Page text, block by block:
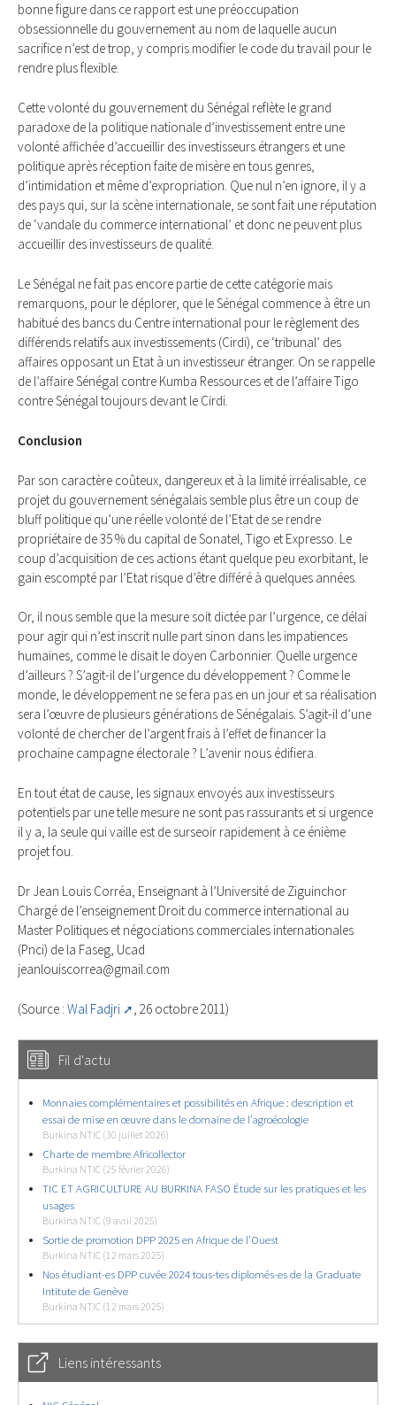
bonne figure dans ce rapport est une préoccupation
obsessionnelle du gouvernement au nom de laquelle aucun
sacrifice n’est de trop, y compris modifier le code du travail pour le
rendre plus flexible.
Cette volonté du gouvernement du Sénégal reflète le grand
paradoxe de la politique nationale d’investissement entre une
volonté affichée d’accueillir des investisseurs étrangers et une
politique après réception faite de misère en tous genres,
d’intimidation et même d’expropriation. Que nul n’en ignore, il y a
des pays qui, sur la scène internationale, se sont fait une réputation
de ‘vandale du commerce international’ et donc ne peuvent plus
accueillir des investisseurs de qualité.
Le Sénégal ne fait pas encore partie de cette catégorie mais
remarquons, pour le déplorer, que le Sénégal commence à être un
habitué des bancs du Centre international pour le règlement des
différends relatifs aux investissements (Cirdi), ce ‘tribunal’ des
affaires opposant un Etat à un investisseur étranger. On se rappelle
de l’affaire Sénégal contre Kumba Ressources et de l’affaire Tigo
contre Sénégal toujours devant le Cirdi.
Conclusion
Par son caractère coûteux, dangereux et à la limité irréalisable, ce
projet du gouvernement sénégalais semble plus être un coup de
bluff politique qu’une réelle volonté de l’Etat de se rendre
propriétaire de 35 % du capital de Sonatel, Tigo et Expresso. Le
coup d’acquisition de ces actions étant quelque peu exorbitant, le
gain escompté par l’Etat risque d’être différé à quelques années.
Or, il nous semble que la mesure soit dictée par l’urgence, ce délai
pour agir qui n’est inscrit nulle part sinon dans les impatiences
humaines, comme le disait le doyen Carbonnier. Quelle urgence
d’ailleurs ? S’agit-il de l’urgence du développement ? Comme le
monde, le développement ne se fera pas en un jour et sa réalisation
sera l’œuvre de plusieurs générations de Sénégalais. S’agit-il d’une
volonté de chercher de l’argent frais à l’effet de financer la
prochaine campagne électorale ? L’avenir nous édifiera.
En tout état de cause, les signaux envoyés aux investisseurs
potentiels par une telle mesure ne sont pas rassurants et si urgence
il y a, la seule qui vaille est de surseoir rapidement à ce énième
projet fou.
Dr Jean Louis Corréa, Enseignant à l’Université de Ziguinchor
Chargé de l’enseignement Droit du commerce international au
Master Politiques et négociations commerciales internationales
(Pnci) de la Faseg, Ucad
jeanlouiscorrea@gmail.com
(Source : Wal Fadjri , 26 octobre 2011)
Fil d'actu
Monnaies complémentaires et possibilités en Afrique : description et
essai de mise en œuvre dans le domaine de l’agroécologie
Burkina NTIC (30 juillet 2026)
Charte de membre Africollector
Burkina NTIC (25 février 2026)
TIC ET AGRICULTURE AU BURKINA FASO Étude sur les pratiques et les
usages
Burkina NTIC (9 avril 2025)
Sortie de promotion DPP 2025 en Afrique de l’Ouest
Burkina NTIC (12 mars 2025)
Nos étudiant-es DPP cuvée 2024 tous-tes diplomés-es de la Graduate
Intitute de Genève
Burkina NTIC (12 mars 2025)
Liens intéressants